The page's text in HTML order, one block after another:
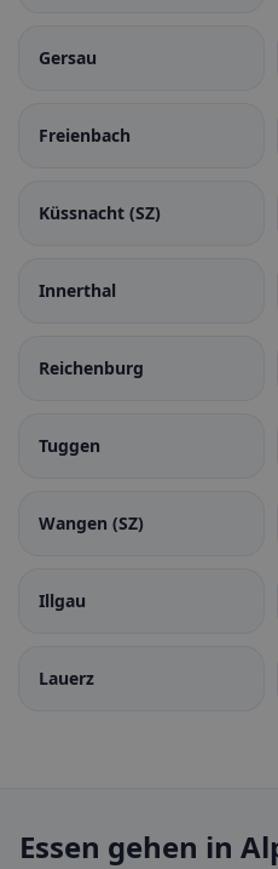
Gersau
Freienbach
Küssnacht (SZ)
Innerthal
Reichenburg
Tuggen
Wangen (SZ)
Illgau
Lauerz
Essen gehen in